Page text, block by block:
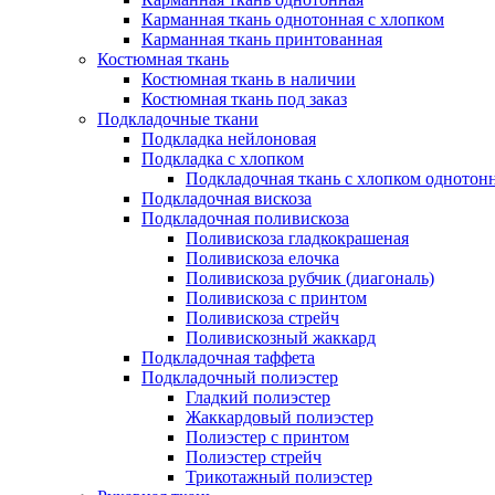
Карманная ткань однотонная с хлопком
Карманная ткань принтованная
Костюмная ткань
Костюмная ткань в наличии
Костюмная ткань под заказ
Подкладочные ткани
Подкладка нейлоновая
Подкладка с хлопком
Подкладочная ткань с хлопком
Подкладочная вискоза
Подкладочная поливискоза
Поливискоза гладкокрашеная
Поливискоза елочка
Поливискоза рубчик (диагональ)
Поливискоза с принтом
Поливискоза стрейч
Поливискозный жаккард
Подкладочная таффета
Подкладочный полиэстер
Гладкий полиэстер
Жаккардовый полиэстер
Полиэстер с принтом
Полиэстер стрейч
Трикотажный полиэстер